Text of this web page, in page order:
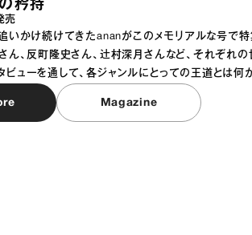
矜持
売
いかけ続けてきたananがこのメモリアルな号で
ん、反町隆史さん、辻村深月さんなど、それぞれ
ビューを通して、各ジャンルにとっての王道とは何
Magazine